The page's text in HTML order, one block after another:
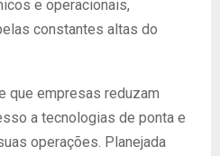
e operacionais,
constantes altas do
que empresas reduzam
a tecnologias de ponta e
operações. Planejada